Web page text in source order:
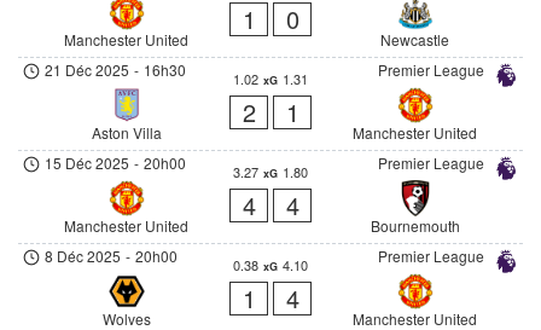
Manchester United
1 0
Newcastle
Premier League
21 Déc 2025 - 16h30
Aston Villa
1.02 xG 1.31
2 1
Manchester United
Premier League
15 Déc 2025 - 20h00
Manchester United
3.27 xG 1.80
4 4
Bournemouth
Premier League
8 Déc 2025 - 20h00
Wolves
0.38 xG 4.10
1 4
Manchester United